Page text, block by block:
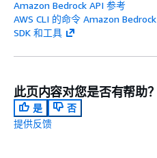
Amazon Bedrock API 参考
AWS CLI 的命令 Amazon Bedrock
SDK 和工具
此页内容对您是否有帮助？
是
否
提供反馈